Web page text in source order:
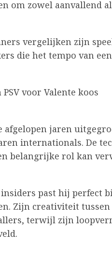
om zowel aanvallend
vergelijken zijn
die het tempo van
voor Valente koos
afgelopen jaren
internationals. De
belangrijke rol kan
past hij perfect
Zijn creativiteit
terwijl zijn